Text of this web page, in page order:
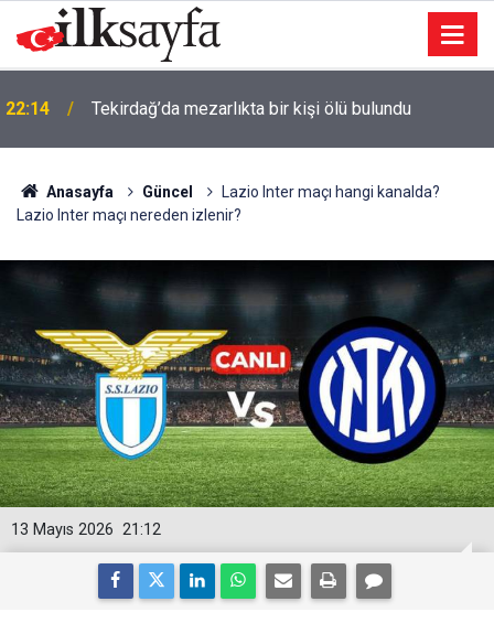
22:14 Tekirdağ’da mezarlıkta bir kişi ölü bulundu
Anasayfa Güncel
Lazio Inter maçı hangi kanalda?
Lazio Inter maçı nereden izlenir?
21:12
13 Mayıs 2026